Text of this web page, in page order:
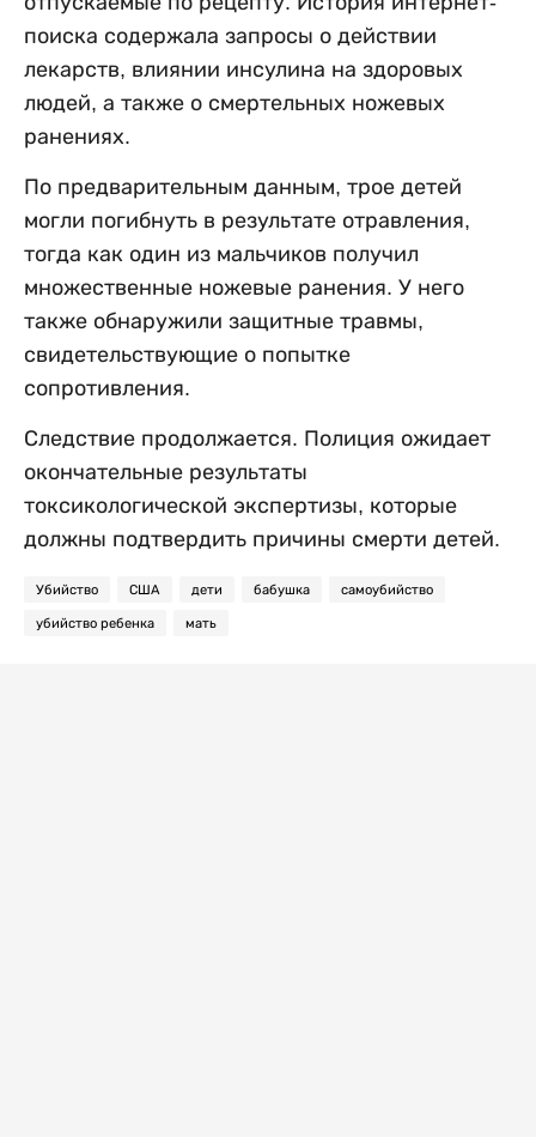
поиска содержала запросы о действии
лекарств, влиянии инсулина на здоровых
людей, а также о смертельных ножевых
ранениях.
По предварительным данным, трое детей
могли погибнуть в результате отравления,
тогда как один из мальчиков получил
множественные ножевые ранения. У него
также обнаружили защитные травмы,
свидетельствующие о попытке
сопротивления.
Следствие продолжается. Полиция ожидает
окончательные результаты
токсикологической экспертизы, которые
должны подтвердить причины смерти детей.
Убийство США дети бабушка самоубийство
убийство ребенка мать